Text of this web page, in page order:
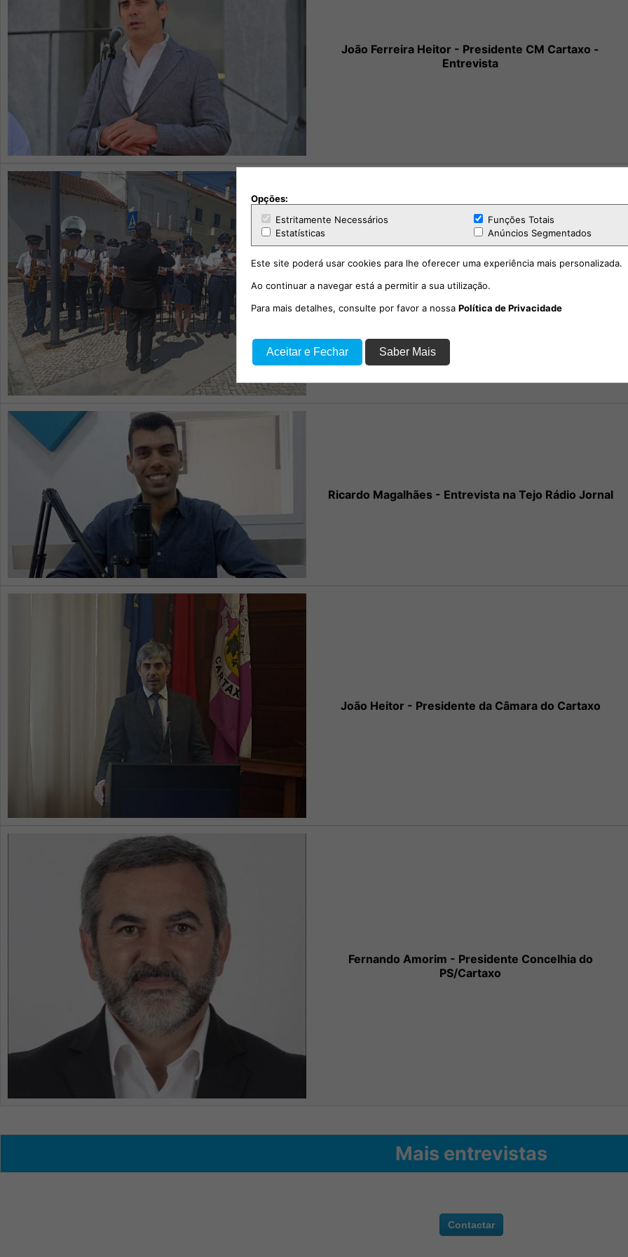
João Ferreira Heitor - Presidente CM Cartaxo -
Entrevista
do 25 de Abril
Ricardo Magalhães - Entrevista na Tejo Rádio Jornal
João Heitor - Presidente da Câmara do Cartaxo
Fernando Amorim - Presidente Concelhia do
PS/Cartaxo
Mais entrevistas
Contactar
Opções:
Estritamente Necessários
Funções Totais
Estatísticas
Anúncios Segmentados
Este site poderá usar cookies para lhe oferecer uma experiência mais personalizada.
Ao continuar a navegar está a permitir a sua utilização.
Para mais detalhes, consulte por favor a nossa Política de Privacidade
Aceitar e Fechar Saber Mais